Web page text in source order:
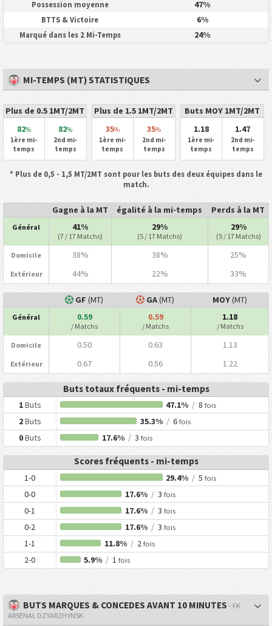
Possession moyenne 47%
BTTS & Victoire 6%
Marqué dans les 2 Mi-Temps 24%
MI-TEMPS (MT) STATISTIQUES
Plus de 0.5 1MT/2MT
82%
1ère mi-
temps
82%
2nd mi-
temps
Plus de 1.5 1MT/2MT
35%
1ère mi-
temps
35%
2nd mi-
temps
Buts MOY 1MT/2MT
1.18
1ère mi-
temps
1.47
2nd mi-
temps
* Plus de 0,5 - 1,5 MT/2MT sont pour les buts des deux équipes dans le
match.
Gagne à la MT égalité à la mi-temps Perds à la MT
Général 41%
(7 / 17 Matchs)
29%
(5 / 17 Matchs)
29%
(5 / 17 Matchs)
Domicile 38% 38% 25%
Extérieur 44% 22% 33%
GF (MT) GA(MT) MOY(MT)
Général 0.59
/ Matchs
0.59
/ Matchs
1.18
/ Matchs
Domicile 0.50 0.63 1.13
Extérieur 0.67 0.56 1.22
Buts totaux fréquents - mi-temps
1Buts 47.1% / 8fois
2Buts 35.3% /6 fois
0Buts 17.6% /3 fois
Scores fréquents - mi-temps
1-0 29.4% / 5fois
0-0 17.6% /3 fois
0-1 17.6% /3 fois
0-2 17.6% /3 fois
1-1 11.8% /2 fois
2-0 5.9% / 1fois
BUTS MARQUES & CONCEDES AVANT 10 MINUTES - FK
ARSENAL DZYARZHYNSK